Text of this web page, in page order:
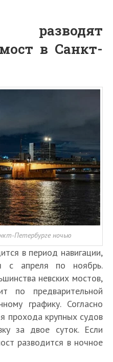
разводят
в Санкт-
Петербурге ночью
в период навигации,
с апреля по ноябрь.
невских мостов,
по предварительной
графику. Согласно
прохода крупных судов
за двое суток. Если
разводится в ночное